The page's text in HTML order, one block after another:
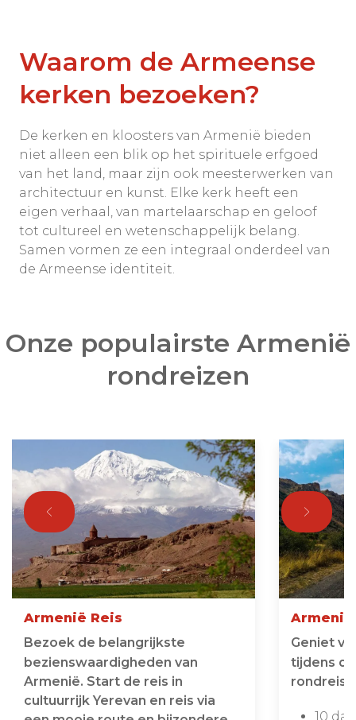
Waarom de Armeense
kerken bezoeken?
De kerken en kloosters van Armenië bieden
niet alleen een blik op het spirituele erfgoed
van het land, maar zijn ook meesterwerken van
architectuur en kunst. Elke kerk heeft een
eigen verhaal, van martelaarschap en geloof
tot cultureel en wetenschappelijk belang.
Samen vormen ze een integraal onderdeel van
de Armeense identiteit.
Onze populairste Armenië
rondreizen
Armenië Reis
Bezoek de belangrijkste
bezienswaardigheden van
Armenië. Start de reis in
cultuurrijk Yerevan en reis via
Geniet
tijdens
rondreis
10